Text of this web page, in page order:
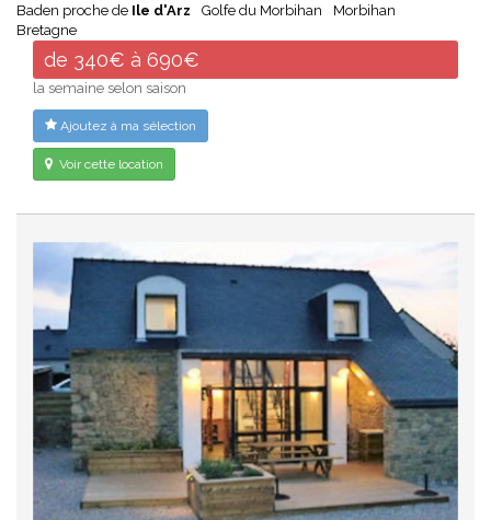
Baden proche de Ile d'Arz Golfe du Morbihan
Morbihan
Bretagne
de 340€ à 690€
la semaine selon saison
Ajoutez à ma sélection
Voir cette location